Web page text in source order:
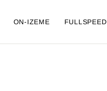
ON-IZEME FULLSPEED